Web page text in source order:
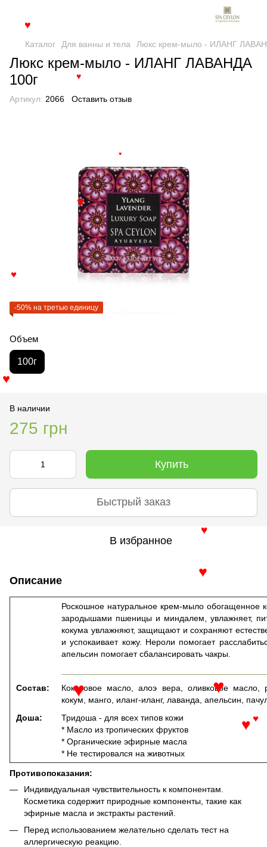
Каталог Для ванны и тела Люкс крем-мыло - ИЛАНГ
Люкс крем-мыло - ИЛАНГ ЛАВАНДА
100г
Артикул: 2066 Оставить отзыв
-50% на третью единицу
Объем
100г
В наличии
275 грн
Купить
Быстрый заказ
В избранное
Описание
Роскошное натуральное крем-мыло обогащенное
зародышами пшеницы и миндалем, увлажняет,
кокума увлажняют, защищают и сохраняют
и успокаивает кожу. Нероли помогает
апельсин помогает сбалансировать чакры.
Состав:
Кокосовое масло, алоэ вера, оливковое
кокум, манго, иланг-иланг, лаванда, апельсин,
Доша:
Тридоша - для всех типов кожи
* Масло из тропических фруктов
* Органические эфирные масла
* Не тестировался на животных
Противопоказания:
Индивидуальная чувствительность к компонентам.
Косметика содержит природные компоненты, такие как
эфирные масла и экстракты растений.
Перед использованием желательно сделать тест на
аллергическую реакцию.
♥
♥ ♥